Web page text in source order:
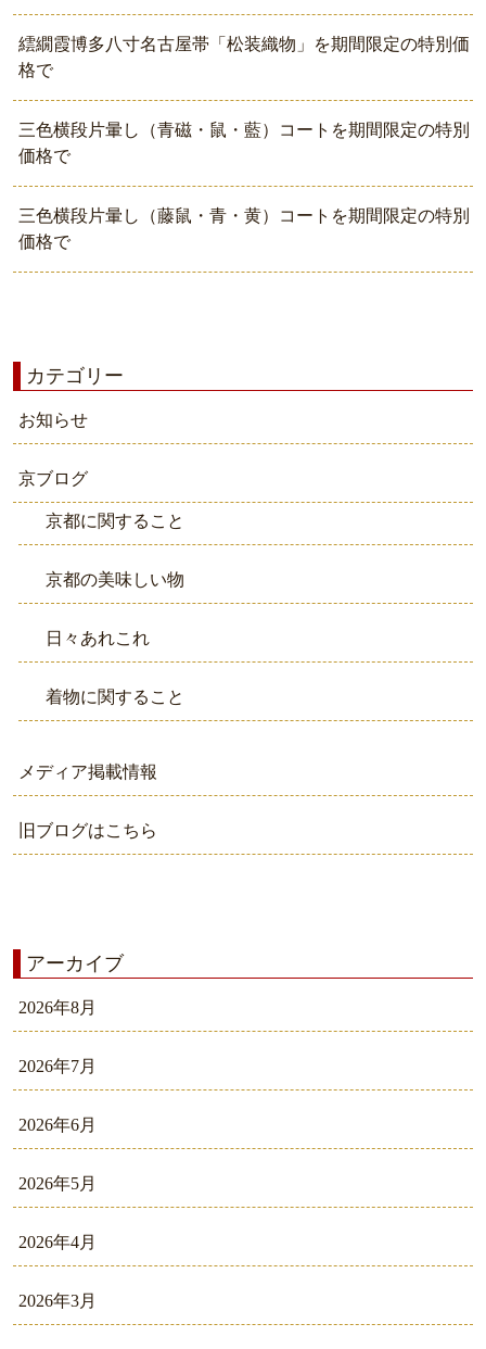
繧繝霞博多八寸名古屋帯「松装織物」を期間限定の特別価
格で
三色横段片暈し（青磁・鼠・藍）コートを期間限定の特別
価格で
三色横段片暈し（藤鼠・青・黄）コートを期間限定の特別
価格で
カテゴリー
お知らせ
京ブログ
京都に関すること
京都の美味しい物
日々あれこれ
着物に関すること
メディア掲載情報
旧ブログはこちら
アーカイブ
2026年8月
2026年7月
2026年6月
2026年5月
2026年4月
2026年3月